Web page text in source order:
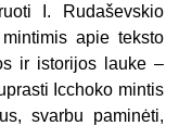
I. Rudaševskio
apie teksto
ir istorijos lauke –
Icchoko mintis
svarbu paminėti,